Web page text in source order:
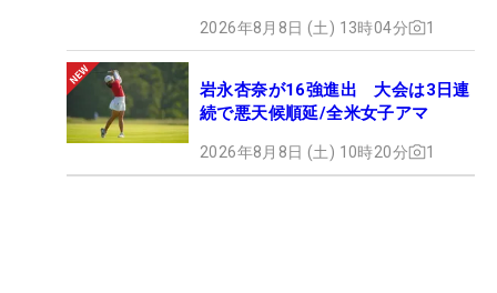
2026年8月8日 (土) 13時04分 1
岩永杏奈が16強進出 大会は3日連
続で悪天候順延/全米女子アマ
2026年8月8日 (土) 10時20分 1